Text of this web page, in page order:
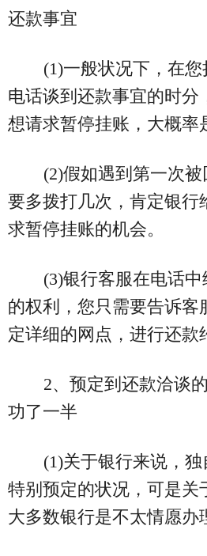
还款事宜
(1)一般状况下，在
电话谈到还款事宜的时分
想请求暂停挂账，大概率
(2)假如遇到第一次被
要多拨打几次，肯定银行
求暂停挂账的机会。
(3)银行客服在电话
的权利，您只需要告诉客
定详细的网点，进行还款
2、预定到还款洽谈
功了一半
(1)关于银行来说，
特别预定的状况，可是关
大多数银行是不太情愿办